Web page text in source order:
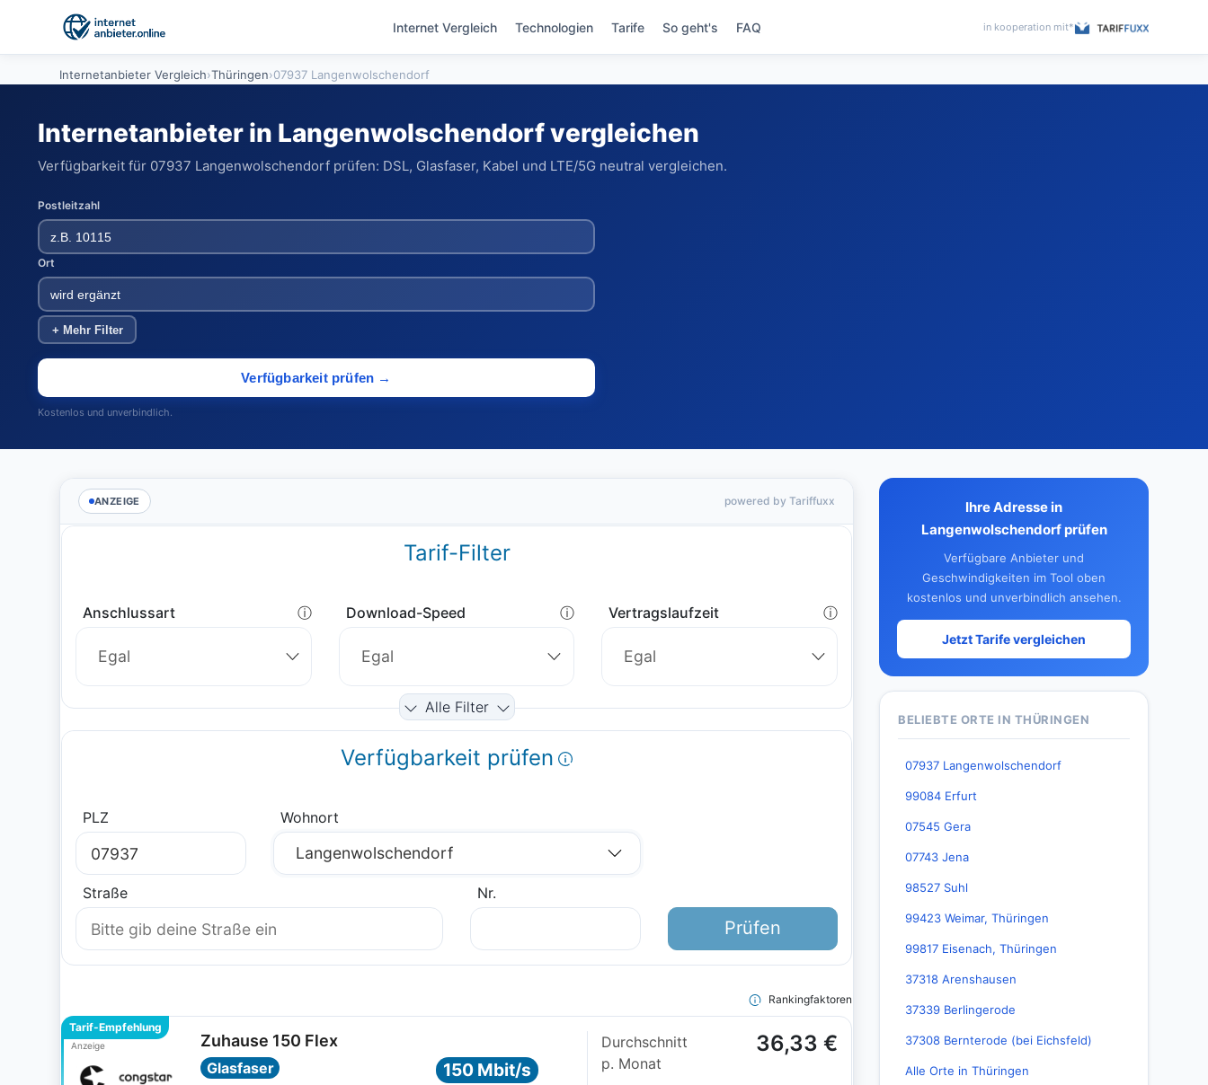
Internet Vergleich Technologien Tarife So geht's FAQ in kooperation mit*
Internetanbieter Vergleich›Thüringen›07937 Langenwolschendorf
Internetanbieter in Langenwolschendorf vergleichen
Verfügbarkeit für 07937 Langenwolschendorf prüfen: DSL, Glasfaser, Kabel und LTE/5G neutral vergleichen.
Postleitzahl
Ort
+ Mehr Filter
Verfügbarkeit prüfen →
Kostenlos und unverbindlich.
ANZEIGE powered by Tariffuxx
Ihre Adresse in
Langenwolschendorf prüfen
Verfügbare Anbieter und
Geschwindigkeiten im Tool oben
kostenlos und unverbindlich ansehen.
Jetzt Tarife vergleichen
BELIEBTE ORTE IN THÜRINGEN
07937 Langenwolschendorf
99084 Erfurt
07545 Gera
07743 Jena
98527 Suhl
99423 Weimar, Thüringen
99817 Eisenach, Thüringen
37318 Arenshausen
37339 Berlingerode
37308 Bernterode (bei Eichsfeld)
Alle Orte in Thüringen